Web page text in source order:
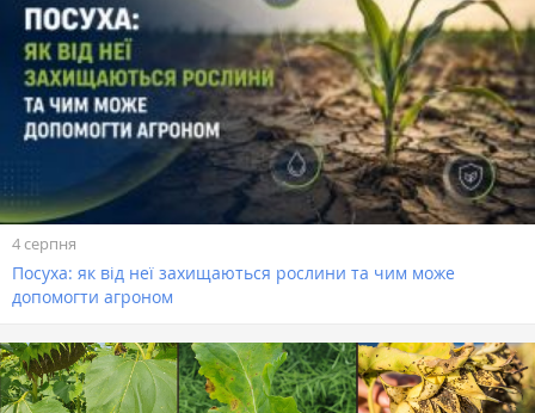
4 серпня
Посуха: як від неї захищаються рослини та чим може
допомогти агроном